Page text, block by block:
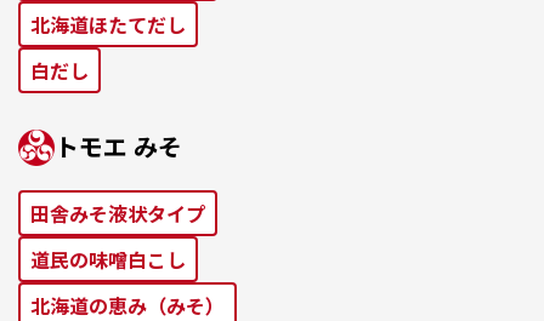
北海道ほたてだし
⽩だし
トモエ みそ
田舎みそ液状タイプ
道⺠の味噌⽩こし
北海道の恵み（みそ）